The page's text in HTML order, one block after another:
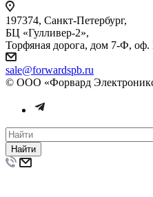
197374, Санкт-Петербург,
БЦ «Гулливер-2»,
Торфяная дорога, дом 7-Ф,
sale@forwardspb.ru
© ООО «Форвард
Найти